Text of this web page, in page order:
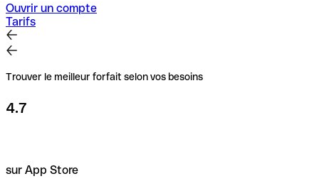
Ouvrir un compte
Tarifs
Trouver le meilleur forfait selon vos besoins
4.7
sur App Store